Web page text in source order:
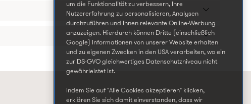
um die Funktionalität zu verbessern, Ihre
Nutzererfahrung zu personalisieren, Analysen
durchzuführen und Ihnen relevante Online-Werbung
anzuzeigen. Hierdurch können Dritte (einschließlich
Google) Informationen von unserer Website erhalten
und zu eigenen Zwecken in den USA verarbeiten, wo ein
zur DS-GVO gleichwertiges Datenschutzniveau nicht
gewährleistet ist.
Indem Sie auf "Alle Cookies akzeptieren" klicken,
erklären Sie sich damit einverstanden, dass wir